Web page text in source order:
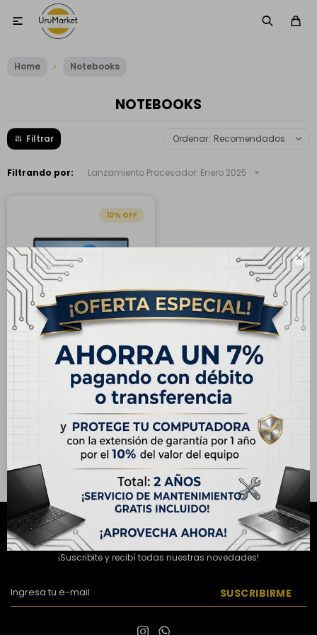


Home Notebooks
NOTEBOOKS
Recomendados
Filtrando por: Lanzamiento Procesador: Enero 2025
10
ENVÍO GRATIS
Notebook Laptop Dell
15.6" Táctil, Intel Core
Ultra 7 255U, 16GB RAM,
1TB SSD
990,00
USD 1.100,00
Hasta en 12 cuotas de
USD 82.50
NEWSLETTER
¡Suscribite y recibí todas nuestras novedades!
SUSCRIBIRME
 